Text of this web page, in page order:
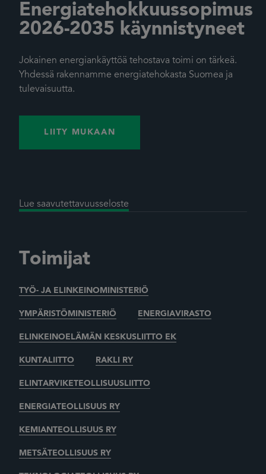
Energiatehokkuussopimus
2026-2035 käynnistyneet
Jokainen energiankäyttöä tehostava toimi on tärkeä.
Yhdessä rakennamme energiatehokasta Suomea ja
tulevaisuutta.
LIITY MUKAAN
Lue saavutettavuusseloste
Toimijat
TYÖ- JA ELINKEINOMINISTERIÖ
YMPÄRISTÖMINISTERIÖ ENERGIAVIRASTO
ELINKEINOELÄMÄN KESKUSLIITTO EK
KUNTALIITTO RAKLI RY
ELINTARVIKETEOLLISUUSLIITTO
ENERGIATEOLLISUUS RY
KEMIANTEOLLISUUS RY
METSÄTEOLLISUUS RY